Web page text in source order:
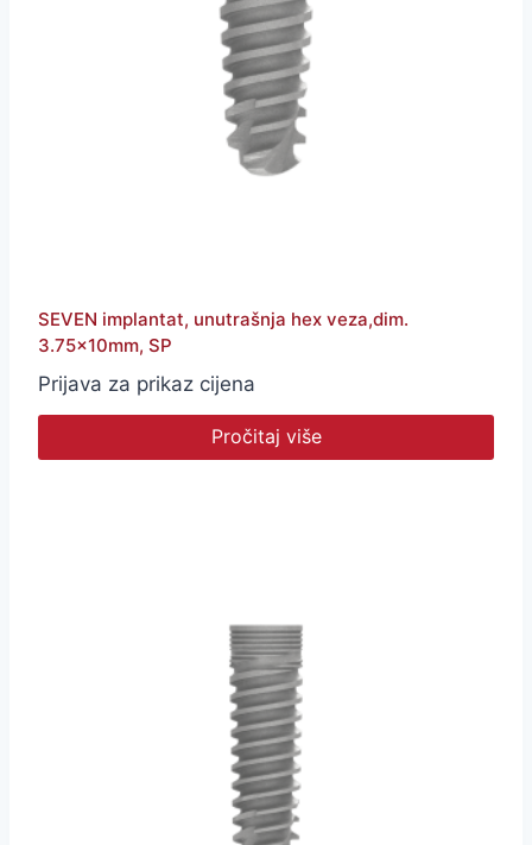
SEVEN implantat, unutrašnja hex veza,dim.
3.75x10mm, SP
Prijava za prikaz cijena
Pročitaj više